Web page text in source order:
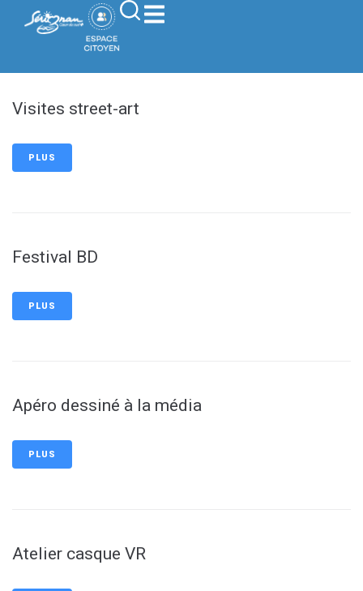
principal
Visites street-art
PLUS
Festival BD
PLUS
Apéro dessiné à la média
PLUS
Atelier casque VR